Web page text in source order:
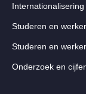
Studeren en
Studeren en
Onderzoek en